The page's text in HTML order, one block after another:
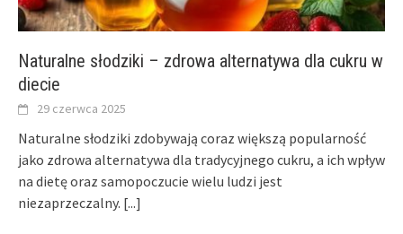
Naturalne słodziki – zdrowa alternatywa dla cukru w
diecie
29 czerwca 2025
Naturalne słodziki zdobywają coraz większą popularność
jako zdrowa alternatywa dla tradycyjnego cukru, a ich wpływ
na dietę oraz samopoczucie wielu ludzi jest
niezaprzeczalny. [...]